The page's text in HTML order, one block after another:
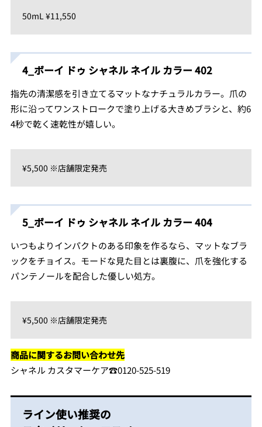
50mL ¥11,550
4_ボーイ ドゥ シャネル ネイル カラー 402
指先の清潔感を引き立てるマットなナチュラルカラー。爪の
形に沿ってワンストロークで塗り上げる大きめブラシと、約6
4秒で乾く速乾性が嬉しい。
¥5,500 ※店舗限定発売
5_ボーイ ドゥ シャネル ネイル カラー 404
いつもよりインパクトのある印象を作るなら、マットなブラ
ックをチョイス。モードな見た目とは裏腹に、爪を強化する
パンテノールを配合した優しい処方。
¥5,500 ※店舗限定発売
商品に関するお問い合わせ先
シャネル カスタマーケア☎︎0120-525-519
ライン使い推奨の